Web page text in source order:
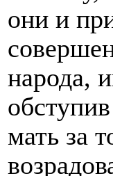
они и
народа,
мать за